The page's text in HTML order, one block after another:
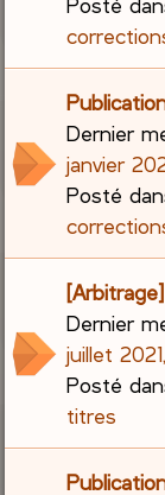
Dernier
janvier
Posté
Dernier
juillet
Posté
titres